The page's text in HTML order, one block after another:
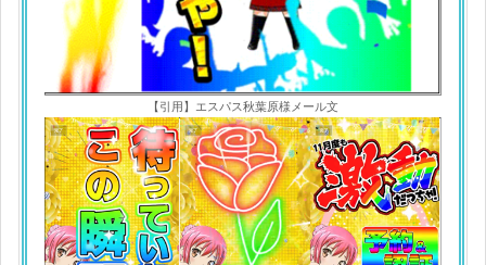
【引用】エスパス秋葉原様メール文